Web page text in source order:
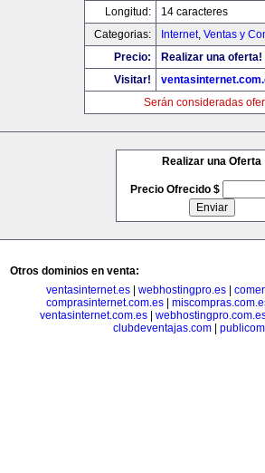
Longitud:
14 caracteres
Categorias:
Internet, Ventas y
Precio:
Realizar una oferta!
Visitar!
Serán consideradas
Realizar una Oferta
Precio Ofrecido $
Otros dominios en venta:
ventasinternet.es
webhostingpro.es
comprasinternet.com.es|
ventasinternet.com.es|
clubdeventajas.com